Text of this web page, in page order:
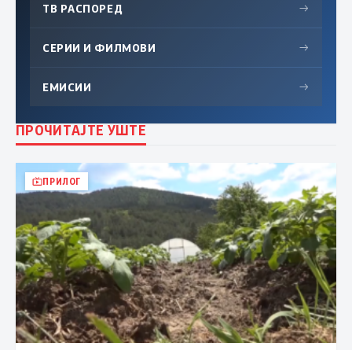
ТВ РАСПОРЕД →
СЕРИИ И ФИЛМОВИ →
ЕМИСИИ →
ПРОЧИТАЈТЕ УШТЕ
ПРИЛОГ